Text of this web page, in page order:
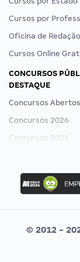
Cursos por
Oficina de Redação
Cursos Online
CONCURSOS
DESTAQUE
Concursos Abertos
Concursos 2026
Concursos 2025
Concurso Ibama
Concurso MPU
Editais publicados
CONCURSOS POR
© 2012 -